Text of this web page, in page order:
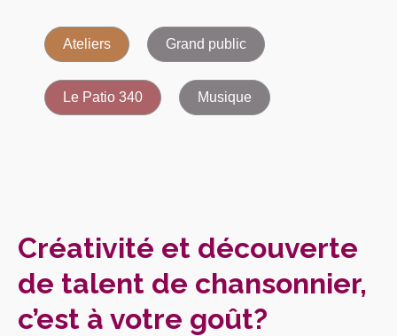
Ateliers Grand public
Le Patio 340 Musique
Créativité et découverte
de talent de chansonnier,
c’est à votre goût?